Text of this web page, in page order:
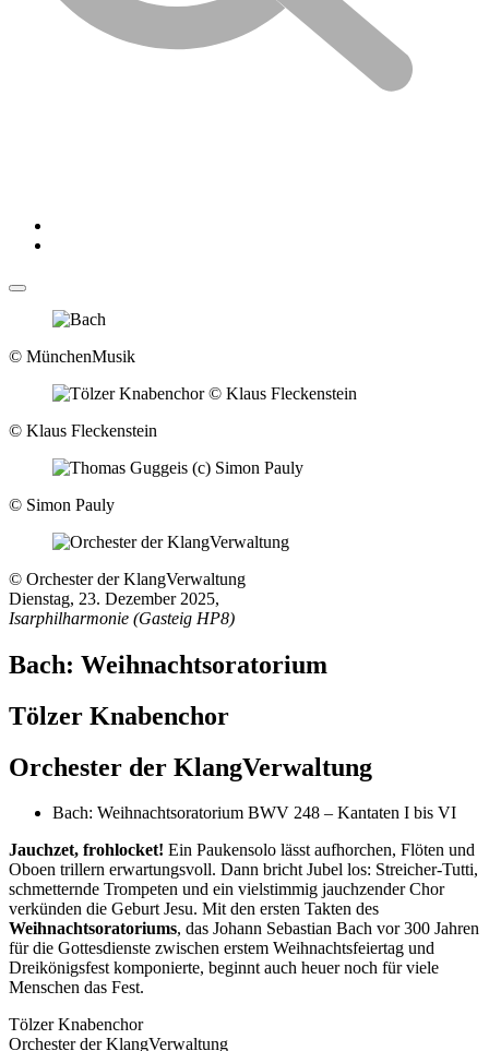
© MünchenMusik
© Klaus Fleckenstein
© Simon Pauly
© Orchester der KlangVerwaltung
Dienstag, 23. Dezember 2025,
Isarphilharmonie (Gasteig HP8)
Bach: Weihnachtsoratorium
Tölzer Knabenchor
Orchester der KlangVerwaltung
Bach: Weihnachtsoratorium BWV 248 – Kantaten I bis VI
Jauchzet, frohlocket! Ein Paukensolo lässt aufhorchen, Flöten und
Oboen trillern erwartungsvoll. Dann bricht Jubel los: Streicher-Tutti,
schmetternde Trompeten und ein vielstimmig jauchzender Chor
verkünden die Geburt Jesu. Mit den ersten Takten des
Weihnachtsoratoriums, das Johann Sebastian Bach vor 300 Jahren
für die Gottesdienste zwischen erstem Weihnachtsfeiertag und
Dreikönigsfest komponierte, beginnt auch heuer noch für viele
Menschen das Fest.
Tölzer Knabenchor
Orchester der KlangVerwaltung